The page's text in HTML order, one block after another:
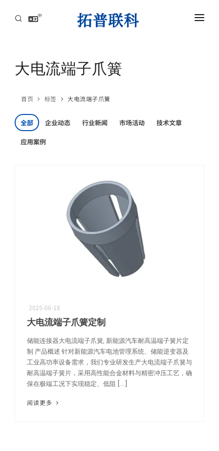
中
AI服务器高速互连解方案
攻克高速背板瓶颈，赋能AI集群，实现超低延迟与海量数据的高效传导
机器人精密互连方案
专攻微型化场景，为人形机器人手指关节提供高柔性与高精度信号传输
联系
大电流端子爪簧
首页 标签 大电流端子爪簧
全部 企业动态 行业新闻 市场活动 技术文章
应用案例
2025-06-18
大电流端子爪簧定制
储能连接器大电流端子爪簧, 新能源汽车耐高温端子簧片定
制 产品概述 针对新能源汽车电池管理系统、储能逆变器及
工业高功率设备需求，我们专业研发生产大电流端子爪簧与
耐高温端子簧片，采用高性能合金材料与精密冲压工艺，确
保在极端工况下实现稳定、低阻 […]
阅读更多